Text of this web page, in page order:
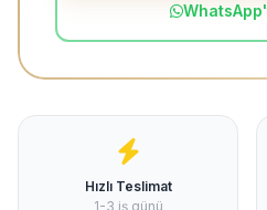
Hızlı Teslimat
1-3 iş günü